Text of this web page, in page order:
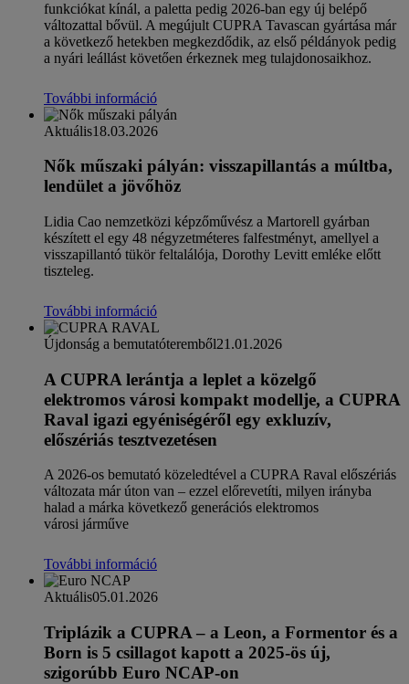
funkciókat kínál, a paletta pedig 2026-ban egy új belépő
változattal bővül. A megújult CUPRA Tavascan gyártása már
a következő hetekben megkezdődik, az első példányok pedig
a nyári leállást követően érkeznek meg tulajdonosaikhoz.
További információ
Aktuális18.03.2026
Nők műszaki pályán: visszapillantás a múltba,
lendület a jövőhöz
Lidia Cao nemzetközi képzőművész a Martorell gyárban
készített el egy 48 négyzetméteres falfestményt, amellyel a
visszapillantó tükör feltalálója, Dorothy Levitt emléke előtt
tiszteleg.
További információ
Újdonság a bemutatóteremből21.01.2026
A CUPRA lerántja a leplet a közelgő
elektromos városi kompakt modellje, a CUPRA
Raval igazi egyéniségéről egy exkluzív,
előszériás tesztvezetésen
A 2026-os bemutató közeledtével a CUPRA Raval előszériás
változata már úton van – ezzel előrevetíti, milyen irányba
halad a márka következő generációs elektromos
városi járműve
További információ
Aktuális05.01.2026
Triplázik a CUPRA – a Leon, a Formentor és a
Born is 5 csillagot kapott a 2025-ös új,
szigorúbb Euro NCAP-on